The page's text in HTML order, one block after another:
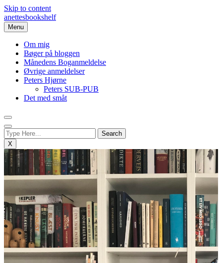
Skip to content
anettesbookshelf
Menu
Om mig
Bøger på bloggen
Månedens Boganmeldelse
Øvrige anmeldelser
Peters Hjørne
Peters SUB-PUB
Det med småt
X